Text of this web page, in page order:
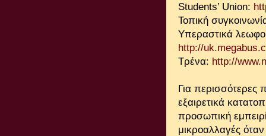
Students’ Union:
Τοπική
Υπεραστικά
http://
Τρένα: http://
Για
εξαιρετικά
προσωπική
μικροαλλαγές